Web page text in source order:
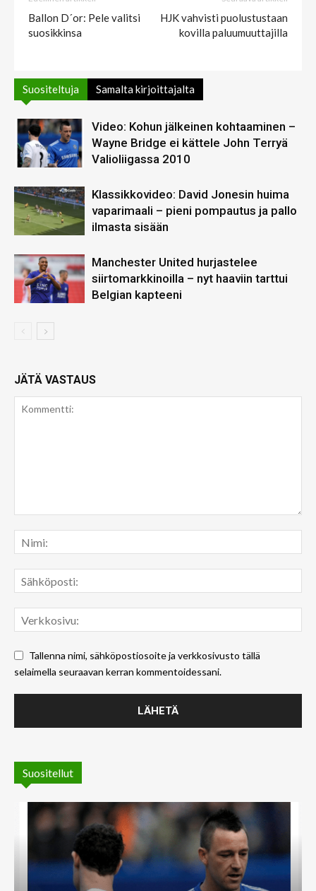
Ballon D´or: Pele valitsi
suosikkinsa
HJK vahvisti puolustustaan
kovilla paluumuuttajilla
Suositeltuja Samalta kirjoittajalta
Video: Kohun jälkeinen kohtaaminen –
Wayne Bridge ei kättele John Terryä
Valioliigassa 2010
Klassikkovideo: David Jonesin huima
vaparimaali – pieni pompautus ja pallo
ilmasta sisään
Manchester United hurjastelee
siirtomarkkinoilla – nyt haaviin tarttui
Belgian kapteeni
JÄTÄ VASTAUS
Tallenna nimi, sähköpostiosoite ja verkkosivusto tällä
selaimella seuraavan kerran kommentoidessani.
Suositellut